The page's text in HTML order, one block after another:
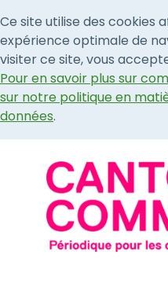
Ce site utilise des cookies
expérience optimale de
visiter ce site, vous
Pour en savoir plus sur
sur notre politique en
données.